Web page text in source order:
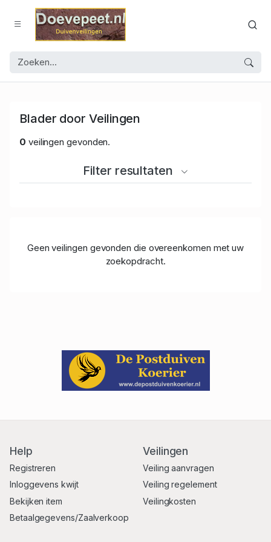
Blader door Veilingen
0 veilingen gevonden.
Filter resultaten
Geen veilingen gevonden die overeenkomen met uw
zoekopdracht.
Help
Registreren
Inloggevens kwijt
Bekijken item
Betaalgegevens/Zaalverkoop
Veilingen
Veiling aanvragen
Veiling regelement
Veilingkosten